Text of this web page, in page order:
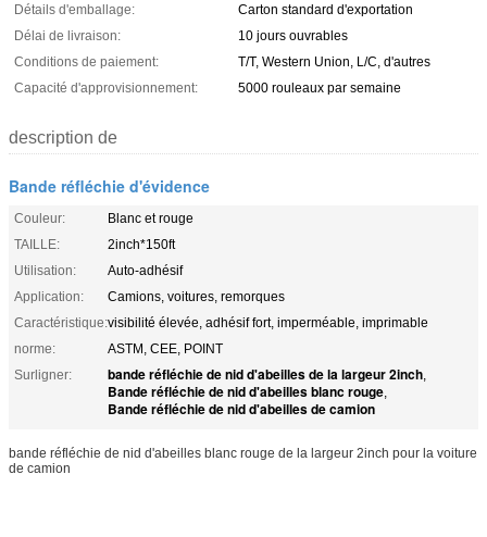
Détails d'emballage:
Carton standard d'exportation
Délai de livraison:
10 jours ouvrables
Conditions de paiement:
T/T, Western Union, L/C, d'autres
Capacité d'approvisionnement:
5000 rouleaux par semaine
description de
Bande réfléchie d'évidence
Couleur:
Blanc et rouge
TAILLE:
2inch*150ft
Utilisation:
Auto-adhésif
Application:
Camions, voitures, remorques
Caractéristique:visibilité élevée, adhésif fort, imperméable, imprimable
norme:
ASTM, CEE, POINT
Surligner:
bande réfléchie de nid d'abeilles de la largeur 2inch,
Bande réfléchie de nid d'abeilles blanc rouge,
Bande réfléchie de nid d'abeilles de camion
bande réfléchie de nid d'abeilles blanc rouge de la largeur 2inch pour la voiture
de camion